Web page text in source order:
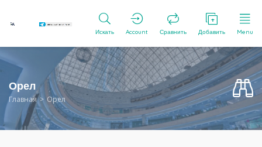
Искать Account Сравнить Добавить Menu
Орел
Главная Орел